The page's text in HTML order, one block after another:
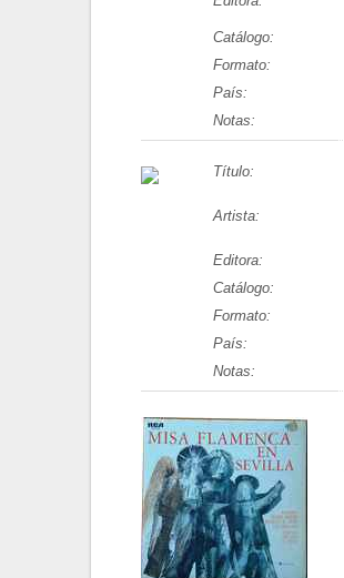
Catálogo:
Formato:
País:
Notas:
Título:
Artista:
Editora:
Catálogo:
Formato:
País:
Notas: